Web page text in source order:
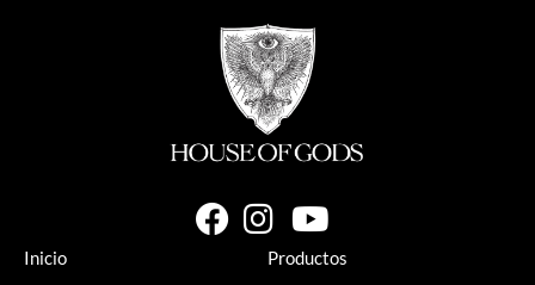
Inicio Productos